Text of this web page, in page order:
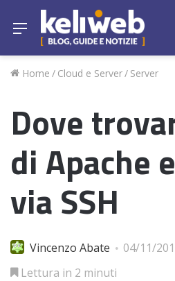
Menu
Home / Cloud e Server/ Server
Dove
di Apache
via SSH
Vincenzo Abate 04/11/
Lettura in 2 minuti